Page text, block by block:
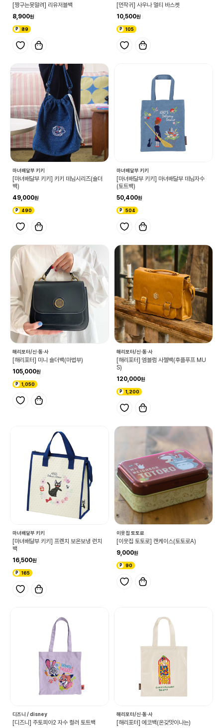
[짱구는못말려] 리유저블백
8,900
89
[먼작귀] 사우나 멀티 바스켓
10,500
105
마녀배달부 키키
[마녀배달부 키키] 키키 데님시리즈(숄더
백)
49,000
490
마녀배달부 키키
[마녀배달부 키키] 마녀배달부 데님자수
(토트백)
50,400
504
해리포터/신·동·사
[해리포터] 미니 숄더백(마법부)
105,000
1,050
해리포터/신·동·사
[해리포터] 엠블럼 사첼백(후플푸프 MU
S)
120,000
1,200
마녀배달부 키키
[마녀배달부 키키] 프렌치 보온보냉 런치
백
16,500
165
이웃집 토토로
[이웃집 토토로] 캔케이스(토토로A)
9,000
90
디즈니 / disney
[디즈니] 주토피아2 자수 컬러 토트백
해리포터/신·동·사
[해리포터] 에코백(온갖맛이나는)